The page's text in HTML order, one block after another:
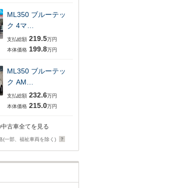
ML350 ブルーテッ
ク 4マ…
支払総額 219.5万円
本体価格 199.8万円
ML350 ブルーテッ
ク AM…
支払総額 232.6万円
本体価格 215.0万円
古車全てを見る
(一部、福祉車両を除く)